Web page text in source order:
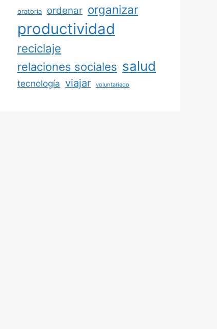
oratoria ordenar organizar
productividad
reciclaje
relaciones sociales salud
tecnología viajar voluntariado